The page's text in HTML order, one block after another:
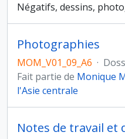
Négatifs, dessins,
Photographies
MOM_V01_09_A6 ·
Fait partie de Monique
l'Asie centrale
Notes de travail et